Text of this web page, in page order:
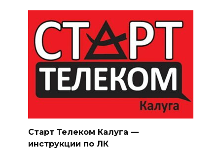
Старт Телеком Калуга —
инструкции по ЛК